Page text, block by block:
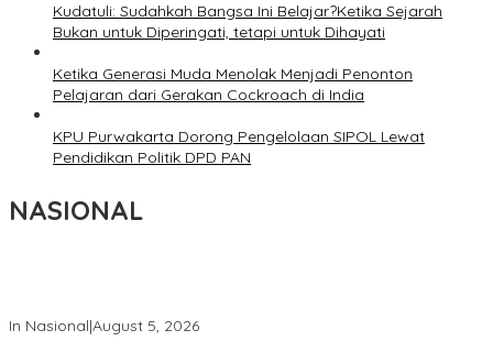
Kudatuli: Sudahkah Bangsa Ini Belajar?Ketika Sejarah
Bukan untuk Diperingati, tetapi untuk Dihayati
Ketika Generasi Muda Menolak Menjadi Penonton
Pelajaran dari Gerakan Cockroach di India
KPU Purwakarta Dorong Pengelolaan SIPOL Lewat
Pendidikan Politik DPD PAN
NASIONAL
In Nasional|August 5, 2026